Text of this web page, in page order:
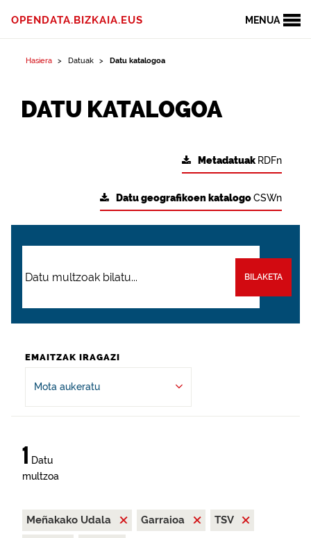
MENUA
OPENDATA.BIZKAIA.EUS
Hasiera Datuak Datu katalogoa
DATU KATALOGOA
Metadatuak RDFn
Datu geografikoen katalogoCSWn
BILAKETA
EMAITZAK IRAGAZI
Mota aukeratu
1 Datu
multzoa
Meñakako Udala Garraioa
TSV